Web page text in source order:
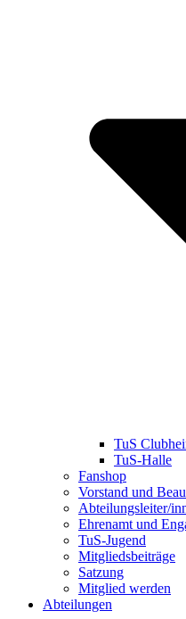
TuS
TuS-Halle
Fanshop
Vorstand und
Abteilungsleiter/
Ehrenamt und
TuS-Jugend
Mitgliedsbeiträge
Satzung
Mitglied werden
Abteilungen